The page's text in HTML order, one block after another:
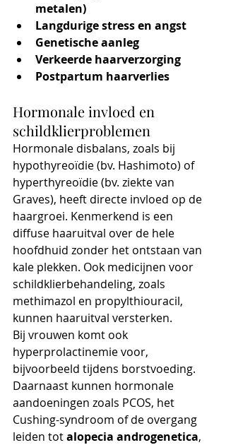
metalen)
Langdurige stress en angst
Genetische aanleg
Verkeerde haarverzorging
Postpartum haarverlies
Hormonale invloed en
schildklierproblemen
Hormonale disbalans, zoals bij
hypothyreoïdie (bv. Hashimoto) of
hyperthyreoïdie (bv. ziekte van
Graves), heeft directe invloed op de
haargroei. Kenmerkend is een
diffuse haaruitval over de hele
hoofdhuid zonder het ontstaan van
kale plekken. Ook medicijnen voor
schildklierbehandeling, zoals
methimazol en propylthiouracil,
kunnen haaruitval versterken.
Bij vrouwen komt ook
hyperprolactinemie voor,
bijvoorbeeld tijdens borstvoeding.
Daarnaast kunnen hormonale
aandoeningen zoals PCOS, het
Cushing-syndroom of de overgang
leiden tot alopecia androgenetica,